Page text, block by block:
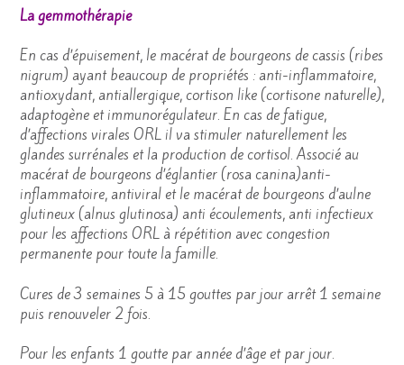
La gemmothérapie
En cas d’épuisement, le macérat de bourgeons de cassis (ribes
nigrum) ayant beaucoup de propriétés : anti-inflammatoire,
antioxydant, antiallergique, cortison like (cortisone naturelle),
adaptogène et immunorégulateur. En cas de fatigue,
d’affections virales ORL il va stimuler naturellement les
glandes surrénales et la production de cortisol. Associé au
macérat de bourgeons d’églantier (rosa canina)anti-
inflammatoire, antiviral et le macérat de bourgeons d’aulne
glutineux (alnus glutinosa) anti écoulements, anti infectieux
pour les affections ORL à répétition avec congestion
permanente pour toute la famille.
Cures de 3 semaines 5 à 15 gouttes par jour arrêt 1 semaine
puis renouveler 2 fois.
Pour les enfants 1 goutte par année d’âge et par jour.